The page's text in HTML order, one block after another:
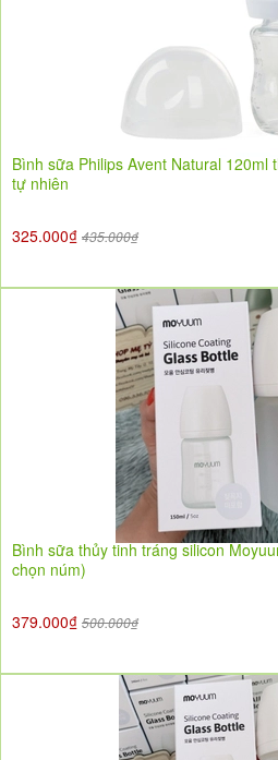
Bình sữa Philips Avent Natural 120ml
tự nhiên
325.000₫ 435.000₫
Bình sữa thủy tinh tráng silicon
chọn núm)
379.000₫ 500.000₫